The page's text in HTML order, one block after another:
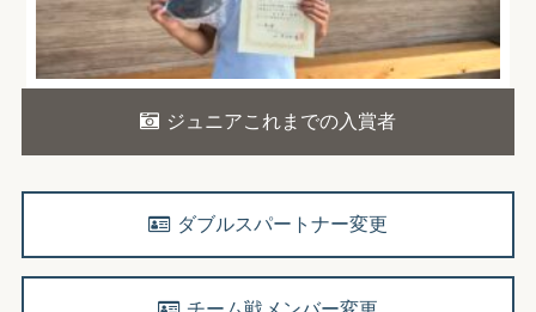
ジュニアこれまでの入賞者
ダブルスパートナー変更